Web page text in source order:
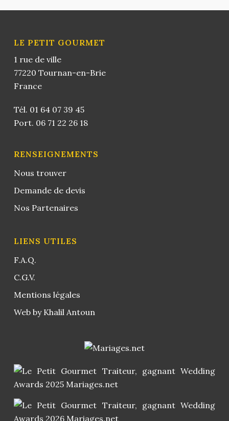
LE PETIT GOURMET
1 rue de ville
77220 Tournan-en-Brie
France
Tél. 01 64 07 39 45
Port. 06 71 22 26 18
RENSEIGNEMENTS
Nous trouver
Demande de devis
Nos Partenaires
LIENS UTILES
F.A.Q.
C.G.V.
Mentions légales
Web by Khalil Antoun